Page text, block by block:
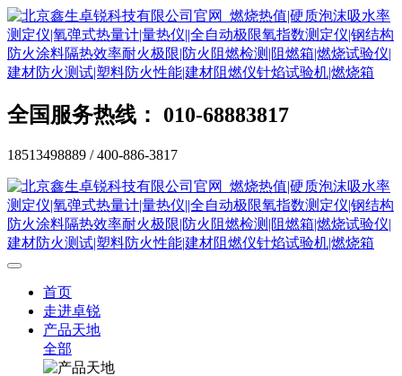
全国服务热线： 010-68883817
18513498889 / 400-886-3817
首页
走进卓锐
产品天地
全部